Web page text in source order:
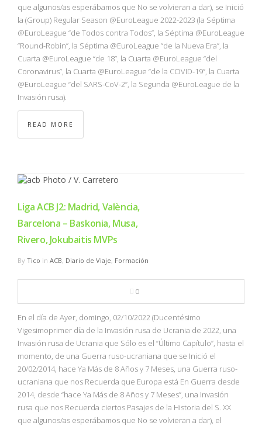
que algunos/as esperábamos que No se volvieran a dar), se Inició
la (Group) Regular Season @EuroLeague 2022-2023 (la Séptima
@EuroLeague “de Todos contra Todos”, la Séptima @EuroLeague
“Round-Robin”, la Séptima @EuroLeague “de la Nueva Era”, la
Cuarta @EuroLeague “de 18”, la Cuarta @EuroLeague “del
Coronavirus”, la Cuarta @EuroLeague “de la COVID-19”, la Cuarta
@EuroLeague “del SARS-CoV-2”, la Segunda @EuroLeague de la
Invasión rusa).
READ MORE
Liga ACB J2: Madrid, València,
Barcelona – Baskonia, Musa,
Rivero, Jokubaitis MVPs
By Tico in ACB, Diario de Viaje, Formación
0
En el día de Ayer, domingo, 02/10/2022 (Ducentésimo
Vigesimoprimer día de la Invasión rusa de Ucrania de 2022, una
Invasión rusa de Ucrania que Sólo es el “Último Capítulo”, hasta el
momento, de una Guerra ruso-ucraniana que se Inició el
20/02/2014, hace Ya Más de 8 Años y 7 Meses, una Guerra ruso-
ucraniana que nos Recuerda que Europa está En Guerra desde
2014, desde “hace Ya Más de 8 Años y 7 Meses”, una Invasión
rusa que nos Recuerda ciertos Pasajes de la Historia del S. XX
que algunos/as esperábamos que No se volvieran a dar), el